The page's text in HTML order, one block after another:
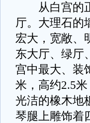
从白宫的正
厅。大理石的
宏大，宽敞、
东大厅、绿厅
宫中最大、装
米，高约2.5
光洁的橡木地
琴腿上雕饰着